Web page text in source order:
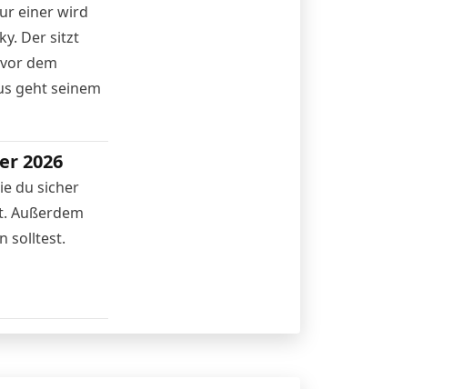
einer wird
Der sitzt
dem
geht seinem
2026
du sicher
Außerdem
solltest.